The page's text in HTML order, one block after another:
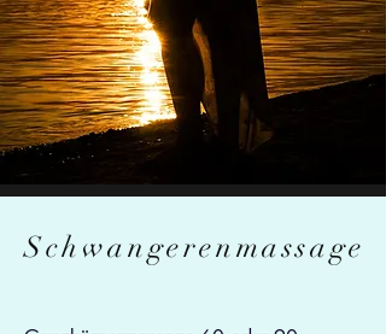
Schwangerenmassage